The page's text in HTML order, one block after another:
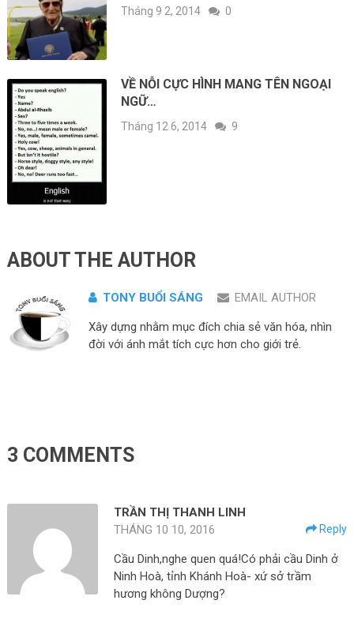
Tháng 9 2, 2014 0
VỀ NỖI CỰC HÌNH MANG TÊN NGOẠI
NGỮ…
Tháng 12 6, 2014 9
ABOUT THE AUTHOR
TONY BUỔI SÁNG EMAIL AUTHOR
Xây dựng nhằm mục đích chia sẻ văn hóa, nhìn
đời với ánh mắt tích cực hơn cho giới trẻ.
3 COMMENTS
TRẦN THỊ THANH LINH
THÁNG 10 10, 2016
Reply
Cầu Dinh,nghe quen quá!Có phải cầu Dinh ở
Ninh Hoà, tỉnh Khánh Hoà- xứ sở trầm
hương không Dượng?